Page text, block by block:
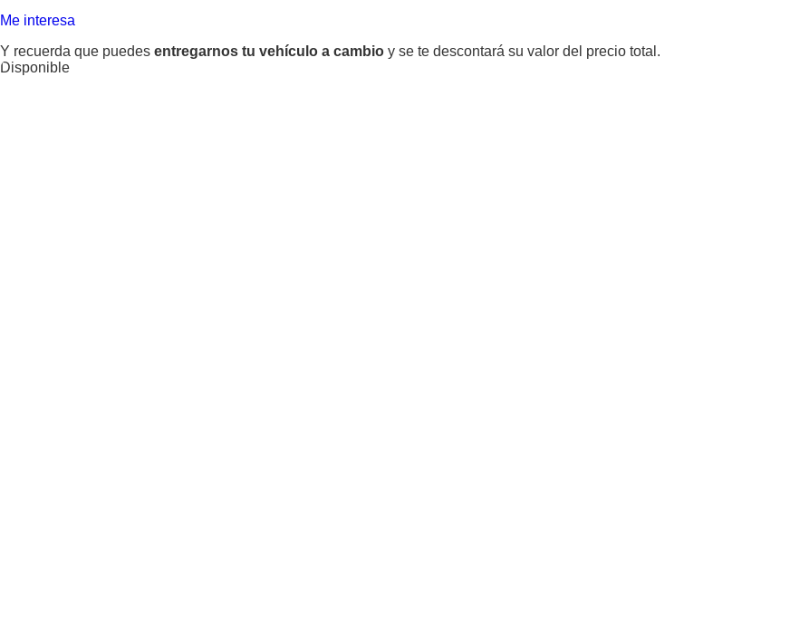
Me interesa
Y recuerda que puedes entregarnos tu vehículo a cambio y se te descontará su valor del precio total.
Disponible